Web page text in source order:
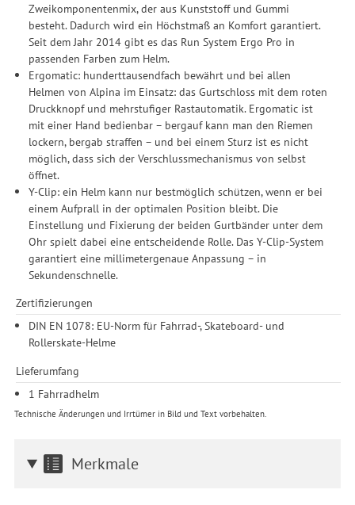
Zweikomponentenmix, der aus Kunststoff und Gummi
besteht. Dadurch wird ein Höchstmaß an Komfort garantiert.
Seit dem Jahr 2014 gibt es das Run System Ergo Pro in
passenden Farben zum Helm.
Ergomatic: hunderttausendfach bewährt und bei allen
Helmen von Alpina im Einsatz: das Gurtschloss mit dem roten
Druckknopf und mehrstufiger Rastautomatik. Ergomatic ist
mit einer Hand bedienbar – bergauf kann man den Riemen
lockern, bergab straffen – und bei einem Sturz ist es nicht
möglich, dass sich der Verschlussmechanismus von selbst
öffnet.
Y-Clip: ein Helm kann nur bestmöglich schützen, wenn er bei
einem Aufprall in der optimalen Position bleibt. Die
Einstellung und Fixierung der beiden Gurtbänder unter dem
Ohr spielt dabei eine entscheidende Rolle. Das Y-Clip-System
garantiert eine millimetergenaue Anpassung – in
Sekundenschnelle.
Zertifizierungen
DIN EN 1078: EU-Norm für Fahrrad-, Skateboard- und
Rollerskate-Helme
Lieferumfang
1 Fahrradhelm
Technische Änderungen und Irrtümer in Bild und Text vorbehalten.
Merkmale